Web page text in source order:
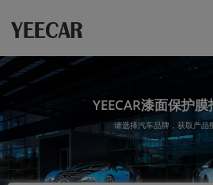
YEECAR漆面保护
请选择汽车品牌，获取产品